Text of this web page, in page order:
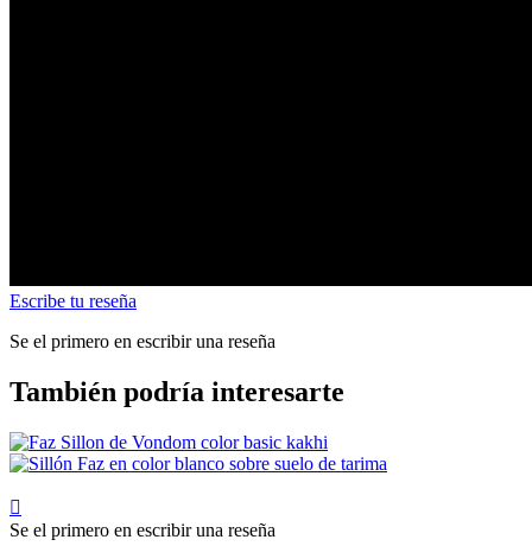
Escribe tu reseña
Se el primero en escribir una reseña
También podría interesarte

Se el primero en escribir una reseña